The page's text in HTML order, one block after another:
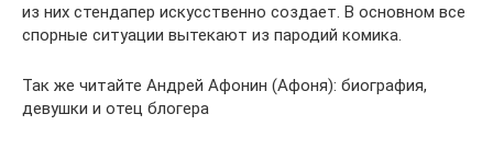
из них стендапер искусственно создает. В основном все
спорные ситуации вытекают из пародий комика.
Так же читайте Андрей Афонин (Афоня): биография,
девушки и отец блогера